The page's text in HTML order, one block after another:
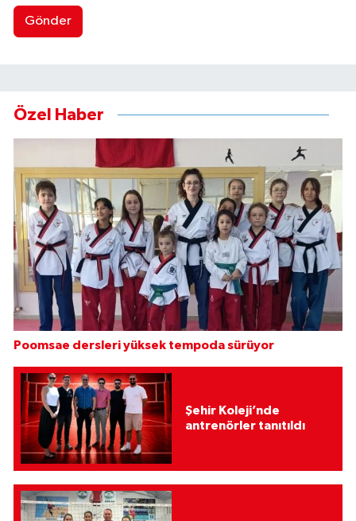
Gönder
Özel Haber
Poomsae dersleri yüksek tempoda sürüyor
Şehir Koleji’nde
antrenörler tanıtıldı